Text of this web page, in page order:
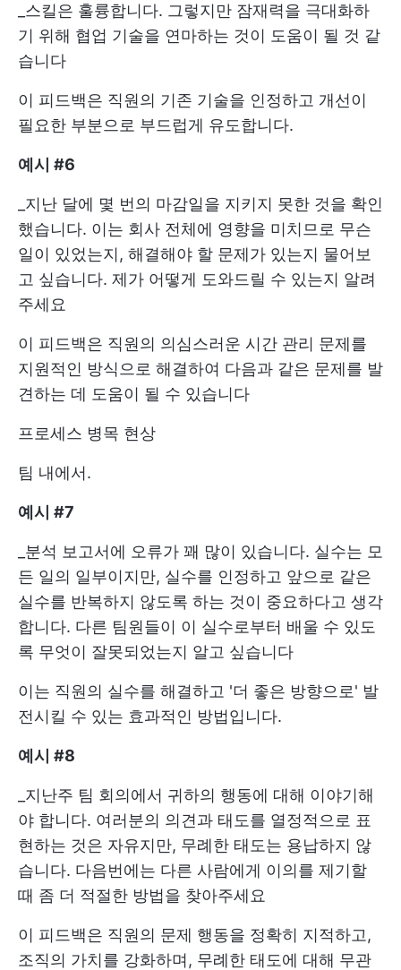
_스킬은 훌륭합니다. 그렇지만 잠재력을 극대화하
기 위해 협업 기술을 연마하는 것이 도움이 될 것 같
습니다
이 피드백은 직원의 기존 기술을 인정하고 개선이
필요한 부분으로 부드럽게 유도합니다.
예시 #6
_지난 달에 몇 번의 마감일을 지키지 못한 것을 확인
했습니다. 이는 회사 전체에 영향을 미치므로 무슨
일이 있었는지, 해결해야 할 문제가 있는지 물어보
고 싶습니다. 제가 어떻게 도와드릴 수 있는지 알려
주세요
이 피드백은 직원의 의심스러운 시간 관리 문제를
지원적인 방식으로 해결하여 다음과 같은 문제를 발
견하는 데 도움이 될 수 있습니다
프로세스 병목 현상
팀 내에서.
예시 #7
_분석 보고서에 오류가 꽤 많이 있습니다. 실수는 모
든 일의 일부이지만, 실수를 인정하고 앞으로 같은
실수를 반복하지 않도록 하는 것이 중요하다고 생각
합니다. 다른 팀원들이 이 실수로부터 배울 수 있도
록 무엇이 잘못되었는지 알고 싶습니다
이는 직원의 실수를 해결하고 '더 좋은 방향으로' 발
전시킬 수 있는 효과적인 방법입니다.
예시 #8
_지난주 팀 회의에서 귀하의 행동에 대해 이야기해
야 합니다. 여러분의 의견과 태도를 열정적으로 표
현하는 것은 자유지만, 무례한 태도는 용납하지 않
습니다. 다음번에는 다른 사람에게 이의를 제기할
때 좀 더 적절한 방법을 찾아주세요
이 피드백은 직원의 문제 행동을 정확히 지적하고,
조직의 가치를 강화하며, 무례한 태도에 대해 무관